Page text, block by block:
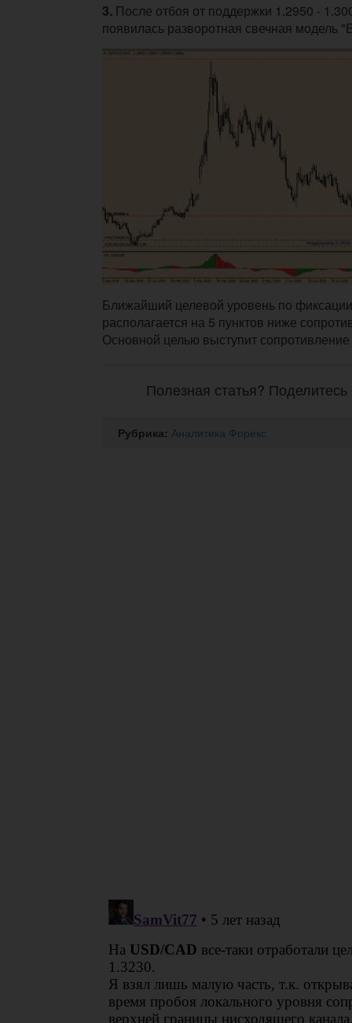
3. После отбоя от поддержки 1.2950 -
появилась разворотная свечная модель
Ближайший целевой уровень по
располагается на 5 пунктов ниже
Основной целью выступит
Полезная статья?
Рубрика: Аналитика Форекс